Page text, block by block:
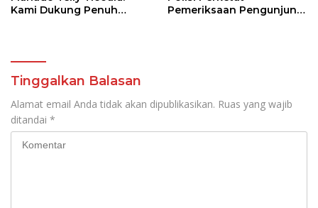
Kami Dukung Penuh
Pemeriksaan Pengunjung
Tinggalkan Balasan
Alamat email Anda tidak akan dipublikasikan. Ruas yang wajib
ditandai *